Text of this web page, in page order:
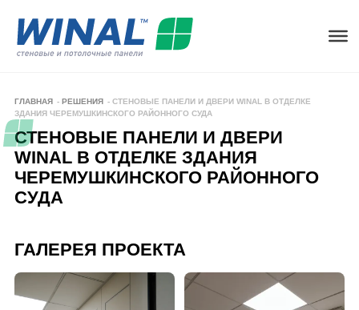
ГЛАВНАЯ - РЕШЕНИЯ - СТЕНОВЫЕ ПАНЕЛИ И ДВЕРИ WINAL В ОТДЕЛКЕ
ЗДАНИЯ ЧЕРЕМУШКИНСКОГО РАЙОННОГО СУДА
СТЕНОВЫЕ ПАНЕЛИ И ДВЕРИ
WINAL В ОТДЕЛКЕ ЗДАНИЯ
ЧЕРЕМУШКИНСКОГО РАЙОННОГО
СУДА
ГАЛЕРЕЯ ПРОЕКТА